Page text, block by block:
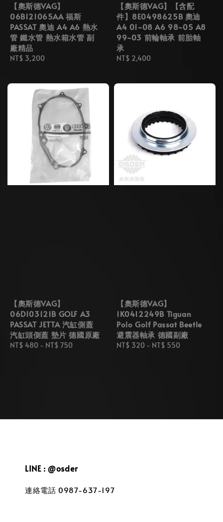
【奧斯德VAG】
06B121065AA 福斯
PASSAT 奧迪 A4 A6 熱水
管 鐵水管 熱水箱水管 副
廠精品
Regular
NT$ 3,200
【奧斯德VAG】【含配
件】8E0498625B 奧迪
A4 01~08 A6 98~05 A8
99~03 前輪軸承 前胎軸
承
Regular
NT$ 2,400
【奧斯德VAG】
06D103121B GOLF A3
PASSAT JETTA 汽缸側蓋
汽缸頭側蓋 墊片 德國原廠
Regular
NT$ 480 - NT$ 750
【奧斯德VAG】
1K0412249B Tiguan
Polo Golf Passat Beetle
避震器軸承 德國副廠
Regular
NT$ 320 - NT$ 550
LINE : @osder
連絡電話 0987-637-197